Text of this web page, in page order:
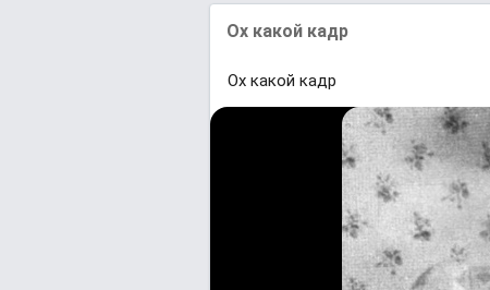
Ох какой кадр
Ох какой кадр